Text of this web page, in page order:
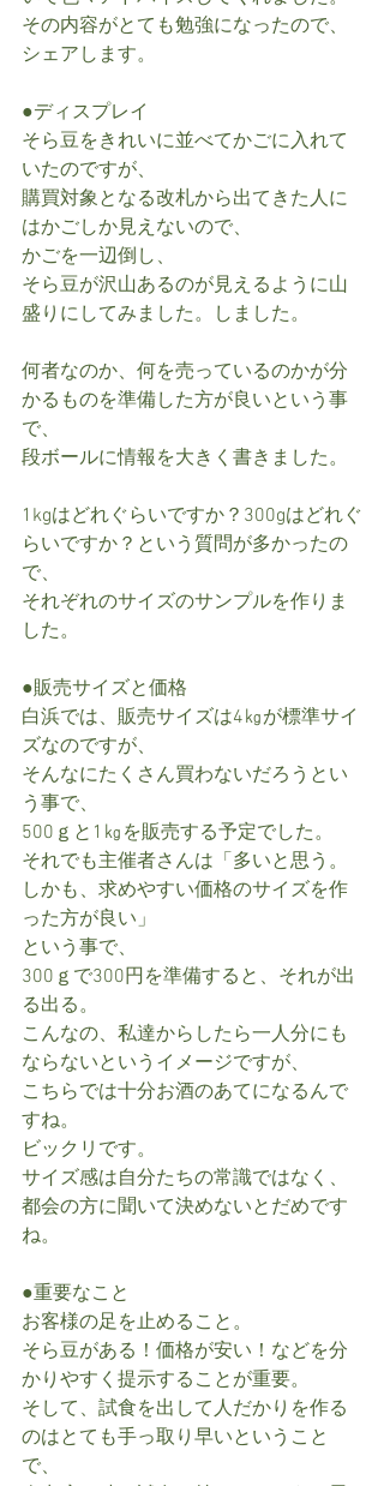
その内容がとても勉強になったので、
シェアします。
●ディスプレイ
そら豆をきれいに並べてかごに入れて
いたのですが、
購買対象となる改札から出てきた人に
はかごしか見えないので、
かごを一辺倒し、
そら豆が沢山あるのが見えるように山
盛りにしてみました。しました。
何者なのか、何を売っているのかが分
かるものを準備した方が良いという事
で、
段ボールに情報を大きく書きました。
1kgはどれぐらいですか？300gはどれぐ
らいですか？という質問が多かったの
で、
それぞれのサイズのサンプルを作りま
した。
●販売サイズと価格
白浜では、販売サイズは4㎏が標準サイ
ズなのですが、
そんなにたくさん買わないだろうとい
う事で、
500ｇと1㎏を販売する予定でした。
それでも主催者さんは「多いと思う。
しかも、求めやすい価格のサイズを作
った方が良い」
という事で、
300ｇで300円を準備すると、それが出
る出る。
こんなの、私達からしたら一人分にも
ならないというイメージですが、
こちらでは十分お酒のあてになるんで
すね。
ビックリです。
サイズ感は自分たちの常識ではなく、
都会の方に聞いて決めないとだめです
ね。
●重要なこと
お客様の足を止めること。
そら豆がある！価格が安い！などを分
かりやすく提示することが重要。
そして、試食を出して人だかりを作る
のはとても手っ取り早いということ
で、